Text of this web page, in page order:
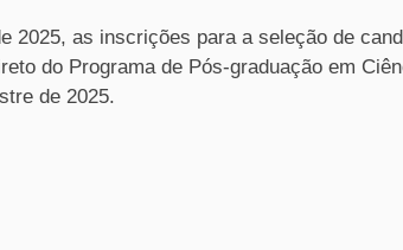
2025, as inscrições para a seleção de
do Programa de Pós-graduação em
de 2025.